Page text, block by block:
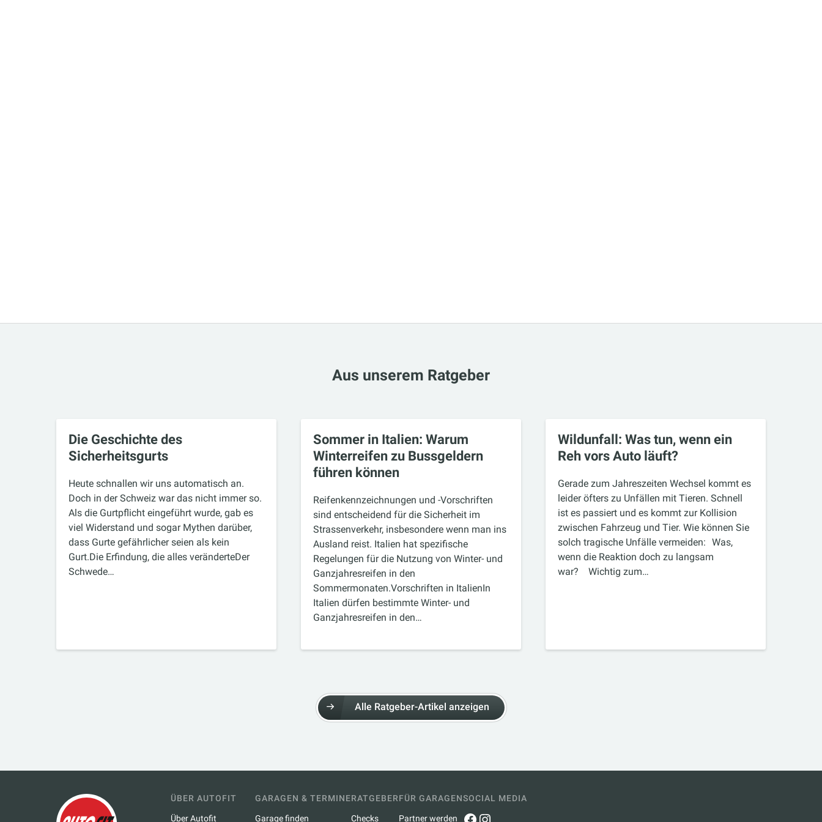
Aus unserem Ratgeber
Die Geschichte des
Sicherheitsgurts
Heute schnallen wir uns automatisch an.
Doch in der Schweiz war das nicht immer so.
Als die Gurtpflicht eingeführt wurde, gab es
viel Widerstand und sogar Mythen darüber,
dass Gurte gefährlicher seien als kein
Gurt.Die Erfindung, die alles veränderteDer
Schwede…
Sommer in Italien: Warum
Winterreifen zu Bussgeldern
führen können
Reifenkennzeichnungen und -Vorschriften
sind entscheidend für die Sicherheit im
Strassenverkehr, insbesondere wenn man ins
Ausland reist. Italien hat spezifische
Regelungen für die Nutzung von Winter- und
Ganzjahresreifen in den
Sommermonaten.Vorschriften in ItalienIn
Italien dürfen bestimmte Winter- und
Ganzjahresreifen in den…
Wildunfall: Was tun, wenn ein
Reh vors Auto läuft?
Gerade zum Jahreszeiten Wechsel kommt es
leider öfters zu Unfällen mit Tieren. Schnell
ist es passiert und es kommt zur Kollision
zwischen Fahrzeug und Tier. Wie können Sie
solch tragische Unfälle vermeiden: Was,
wenn die Reaktion doch zu langsam
war? Wichtig zum…
Alle Ratgeber-Artikel anzeigen
ÜBER AUTOFIT
Über Autofit
GARAGEN & TERMINE
Garage finden
RATGEBER
Checks
FÜR GARAGEN
Partner werden
SOCIAL MEDIA
Facebook